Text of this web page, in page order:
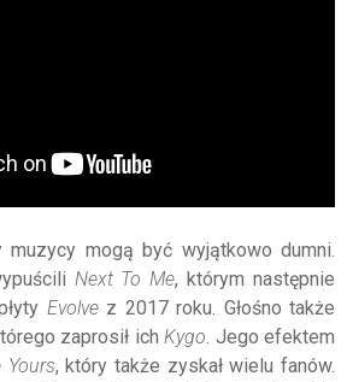
muzycy mogą być wyjątkowo dumni.
Next To Me, którym następnie
Evolvez 2017 roku. Głośno także
zaprosił ichKygo. Jego efektem
Yours, który także zyskał wielu fanów.